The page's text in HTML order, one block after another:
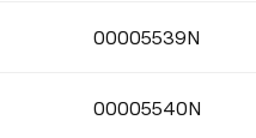
Selezionare
00005539N
00005540N